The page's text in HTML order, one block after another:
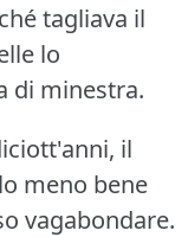
tagliava il
lo
di minestra.
il
meno bene
vagabondare.